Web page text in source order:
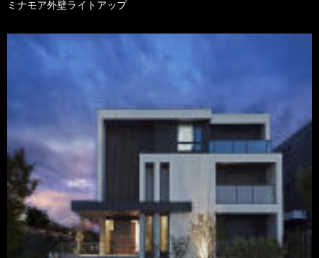
ミナモア外壁ライトアップ